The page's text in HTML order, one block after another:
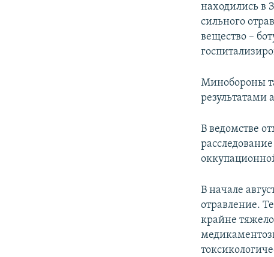
находились в
сильного
вещество –
Минобороны
результатами
В ведомстве
В начале
отравление.
крайне